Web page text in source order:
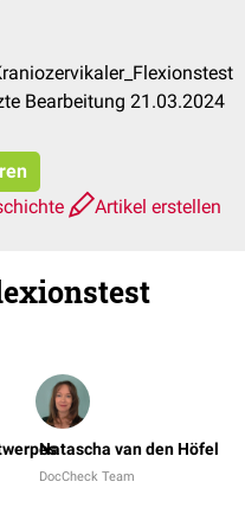
Bearbeitung 21.03.2024
Artikel erstellen
Natascha van den Höfel
DocCheck Team